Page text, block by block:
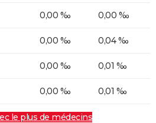
0,00 ‰ 0,00 ‰
0,00 ‰ 0,04 ‰
0,00 ‰ 0,01 ‰
0,00 ‰ 0,01 ‰
le plus de médecins